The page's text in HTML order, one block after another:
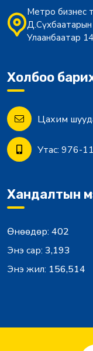
Метро бизнес
Д.Сүхбаатарын
Улаанбаатар
Холбоо
Цахим
Утас: 976-
Хандалтын
Өнөөдөр: 402
Энэ сар: 3,193
Энэ жил: 156,514